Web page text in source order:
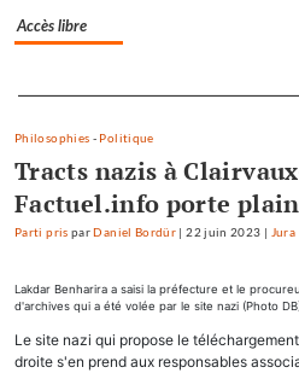
Accès libre
Philosophies - Politique
Tracts nazis à
Factuel.info porte
Parti pris parDaniel Bordür |22 juin 2023 | Jura
Lakdar Benharira a saisi la préfecture et le
d'archives qui a été volée par le site nazi (Photo
Le site nazi qui propose le
droite s'en prend aux responsables